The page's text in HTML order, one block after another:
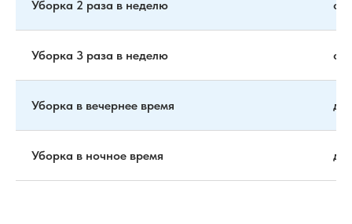
Уборка 2 раза в неделю от
Уборка 3 раза в неделю от
Уборка в вечернее время
Уборка в ночное время